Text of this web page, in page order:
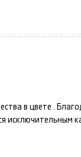
в цвете .
исключительным